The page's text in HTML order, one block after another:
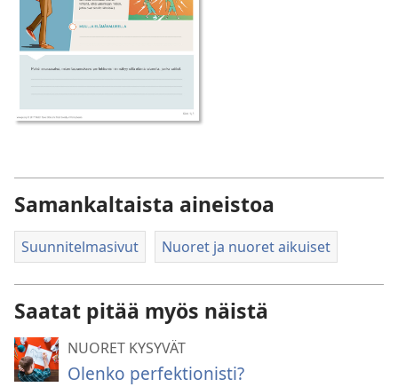
Samankaltaista aineistoa
Suunnitelmasivut Nuoret ja nuoret aikuiset
Saatat pitää myös näistä
NUORET KYSYVÄT
Olenko perfektionisti?